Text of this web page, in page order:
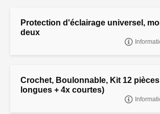
Protection d'éclairage universel,
deux
Crochet, Boulonnable, Kit 12
longues + 4x courtes)